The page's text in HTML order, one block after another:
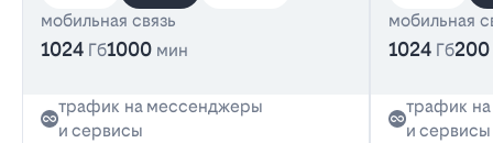
мобильная связь
1024 Гб1000 мин
трафик на мессенджеры
и сервисы
мобильная
1024 Гб200
трафик
и сервисы